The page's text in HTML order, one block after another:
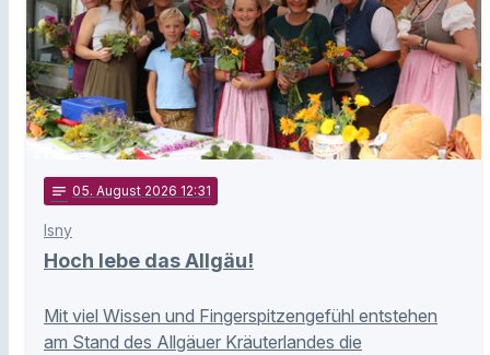
notes 05. August 2026 12:31
Isny
Hoch lebe das Allgäu!
Mit viel Wissen und Fingerspitzengefühl entstehen
am Stand des Allgäuer Kräuterlandes die